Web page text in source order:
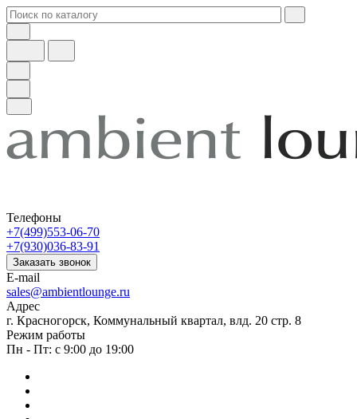
Телефоны
+7(499)553-06-70
+7(930)036-83-91
Заказать звонок
E-mail
sales@ambientlounge.ru
Адрес
г. Красногорск, Коммунальный квартал, влд. 20 стр. 8
Режим работы
Пн - Пт: с 9:00 до 19:00